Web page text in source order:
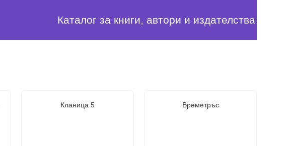
Каталог за книги, автори и издателства
Кланица 5 Времетръс